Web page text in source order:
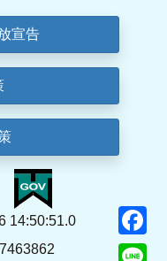
宣告
14:50:51.0